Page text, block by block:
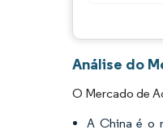
Análise do
O Mercado de
A China é o